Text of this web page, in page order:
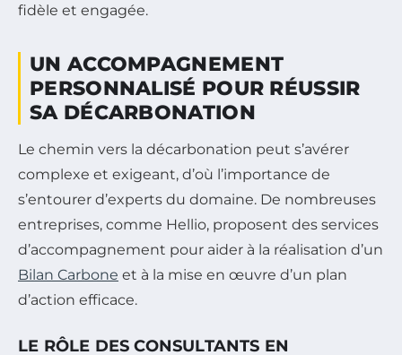
fidèle et engagée.
UN ACCOMPAGNEMENT
PERSONNALISÉ POUR RÉUSSIR
SA DÉCARBONATION
Le chemin vers la décarbonation peut s’avérer
complexe et exigeant, d’où l’importance de
s’entourer d’experts du domaine. De nombreuses
entreprises, comme Hellio, proposent des services
d’accompagnement pour aider à la réalisation d’un
Bilan Carbone et à la mise en œuvre d’un plan
d’action efficace.
LE RÔLE DES CONSULTANTS EN